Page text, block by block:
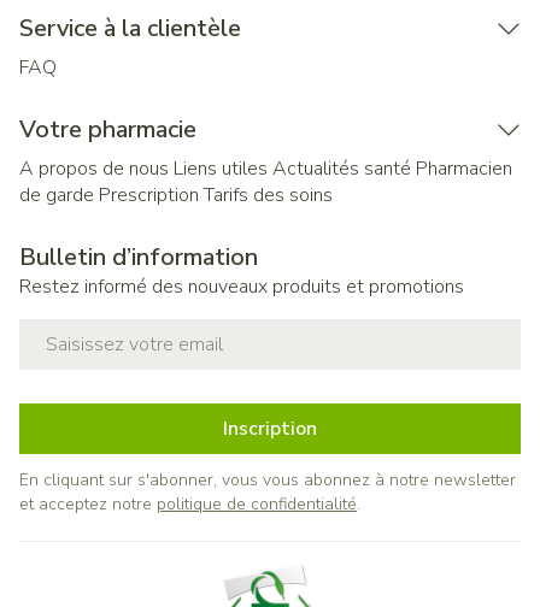
Service à la clientèle
FAQ
Votre pharmacie
A propos de nous Liens utiles Actualités santé Pharmacien
de garde Prescription Tarifs des soins
Bulletin d’information
Restez informé des nouveaux produits et promotions
Inscription
En cliquant sur s'abonner, vous vous abonnez à notre newsletter
et acceptez notre politique de confidentialité.